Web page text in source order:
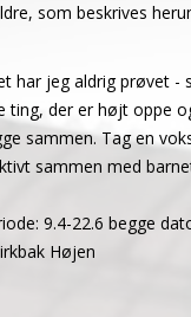
som beskrives
har jeg aldrig prøvet
ting, der er højt oppe
sammen. Tag en
sammen med
9.4-22.6 begge
Højen